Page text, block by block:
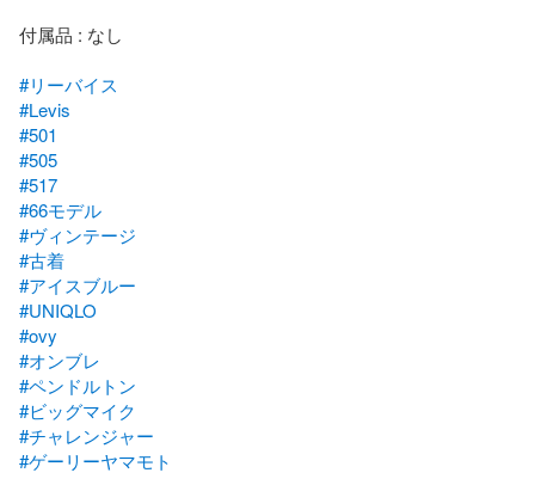
付属品 : なし
#リーバイス
#Levis
#501
#505
#517
#66モデル
#ヴィンテージ
#古着
#アイスブルー
#UNIQLO
#ovy
#オンブレ
#ペンドルトン
#ビッグマイク
#チャレンジャー
#ゲーリーヤマモト